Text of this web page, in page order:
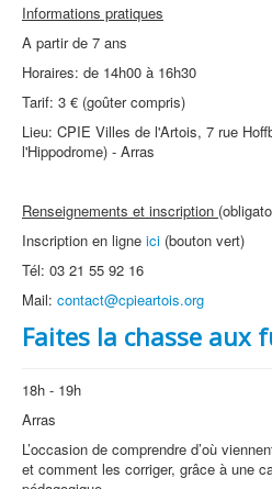
Informations pratiques
A partir de 7 ans
Horaires: de 14h00 à 16h30
Tarif: 3 € (goûter compris)
Lieu: CPIE Villes de l'Artois, 7 rue
l'Hippodrome) - Arras
Renseignements et inscription
Inscription en ligne ici (bouton vert)
Tél: 03 21 55 92 16
Mail: contact@cpieartois.org
Faites la chasse aux
18h - 19h
Arras
L’occasion de comprendre d’où
et comment les corriger, grâce à une